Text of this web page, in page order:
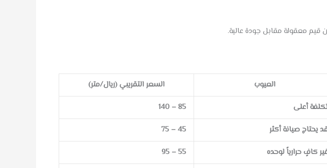
قيم معقولة مقابل جودة عالية.
العيوب
السعر التقريبي (ريال/متر)
أعلى
85 – 140
يحتاج صيانة أكثر
45 – 75
كافٍ حرارياً لوحده
55 – 95